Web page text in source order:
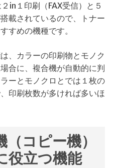
in１印刷（FAX受信）と５
載されているので、トナー
すめの機種です。
、カラーの印刷物とモノク
合に、複合機が自動的に判
ーとモノクロとでは１枚の
印刷枚数が多ければ多いほ
コピー機）
役立つ機能